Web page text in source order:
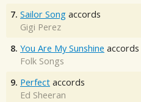
7. Sailor Song accords
Gigi Perez
8. You Are My Sunshine accords
Folk Songs
9. Perfect accords
Ed Sheeran